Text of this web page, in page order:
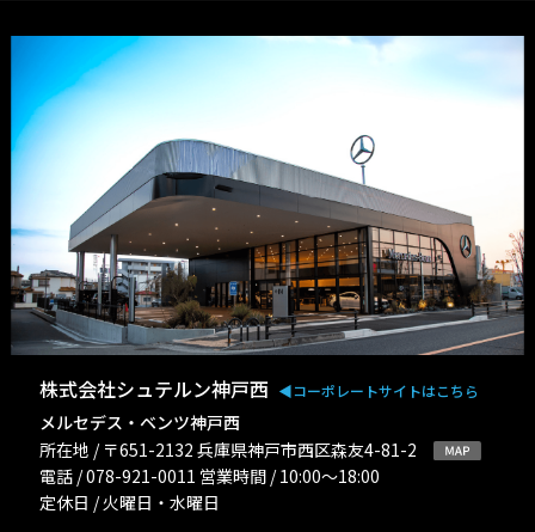
株式会社シュテルン神戸西 ◀︎コーポレートサイトはこちら
メルセデス・ベンツ神戸西
所在地 / 〒651-2132 兵庫県神戸市西区森友4-81-2
電話 / 078-921-0011 営業時間 / 10:00〜18:00
定休日 / 火曜日・水曜日